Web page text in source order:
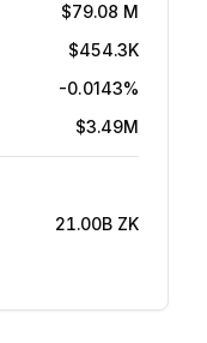
$79.08 M
$454.3K
-0.0143%
$3.49M
21.00B ZK